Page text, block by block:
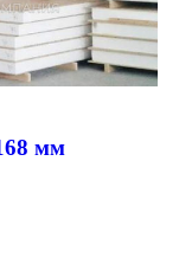
мм